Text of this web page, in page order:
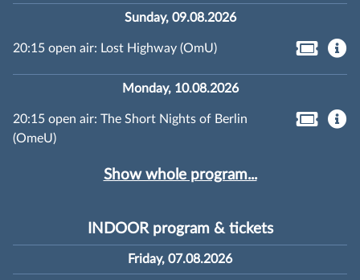
Sunday, 09.08.2026
20:15 open air: Lost Highway (OmU)
Monday, 10.08.2026
20:15 open air: The Short Nights of Berlin
(OmeU)
Show whole program...
INDOOR program & tickets
Friday, 07.08.2026